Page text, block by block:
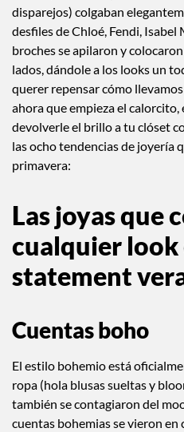
disparejos) colgaban
desfiles de Chloé, Fendi, Isabel
broches se apilaron y
lados, dándole a los looks un
querer repensar cómo
ahora que empieza el
devolverle el brillo a tu clóset
las ocho tendencias de joyería
primavera:
Las joyas que
cualquier look
statement
Cuentas boho
El estilo bohemio está
ropa (hola blusas sueltas y
también se contagiaron del
cuentas bohemias se vieron en